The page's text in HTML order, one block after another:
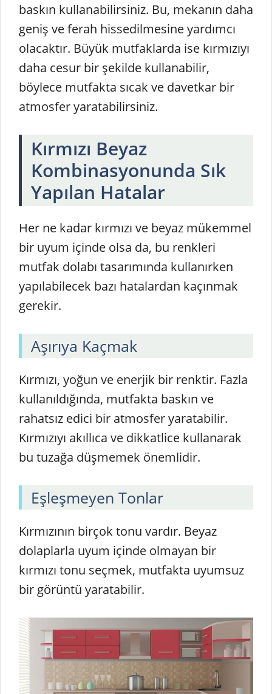
baskın kullanabilirsiniz. Bu, mekanın daha
geniş ve ferah hissedilmesine yardımcı
olacaktır. Büyük mutfaklarda ise kırmızıyı
daha cesur bir şekilde kullanabilir,
böylece mutfakta sıcak ve davetkar bir
atmosfer yaratabilirsiniz.
Kırmızı Beyaz
Kombinasyonunda Sık
Yapılan Hatalar
Her ne kadar kırmızı ve beyaz mükemmel
bir uyum içinde olsa da, bu renkleri
mutfak dolabı tasarımında kullanırken
yapılabilecek bazı hatalardan kaçınmak
gerekir.
Aşırıya Kaçmak
Kırmızı, yoğun ve enerjik bir renktir. Fazla
kullanıldığında, mutfakta baskın ve
rahatsız edici bir atmosfer yaratabilir.
Kırmızıyı akıllıca ve dikkatlice kullanarak
bu tuzağa düşmemek önemlidir.
Eşleşmeyen Tonlar
Kırmızının birçok tonu vardır. Beyaz
dolaplarla uyum içinde olmayan bir
kırmızı tonu seçmek, mutfakta uyumsuz
bir görüntü yaratabilir.